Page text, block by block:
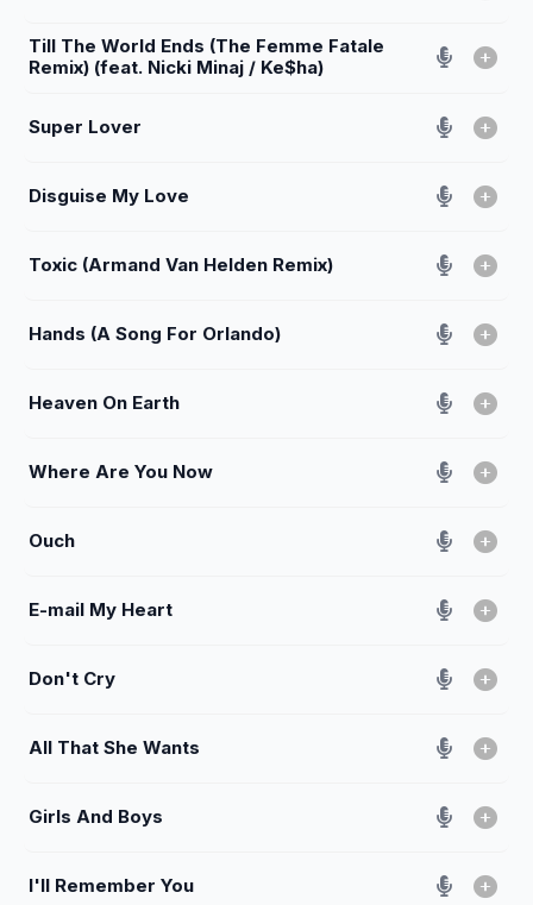
Till The World Ends (The Femme Fatale
Remix) (feat. Nicki Minaj / Ke$ha)
Super Lover
Disguise My Love
Toxic (Armand Van Helden Remix)
Hands (A Song For Orlando)
Heaven On Earth
Where Are You Now
Ouch
E-mail My Heart
Don't Cry
All That She Wants
Girls And Boys
I'll Remember You